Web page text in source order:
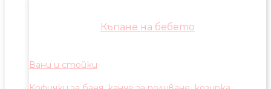
Къпане на бебето
Вани и стойки